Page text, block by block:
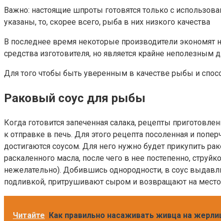
Важно: настоящие шпроты готовятся только с
указаны, то, скорее всего, рыба в них низкого качества
В последнее время некоторые производители
средства изготовителя, но является крайне неполезным
Для того чтобы быть уверенным в качестве рыбы и
Раковый соус для рыбы
Когда готовится запеченная салака, рецепты
к отправке в печь. Для этого рецепта посоленная и
достигаются соусом. Для него нужно будет прикупить
раскаленного масла, после чего в нее постепенно,
нежелательно). Добившись однородности, в соус
подливкой, притрушивают сыром и возвращают на
Читайте Как правильно насаживать живца на